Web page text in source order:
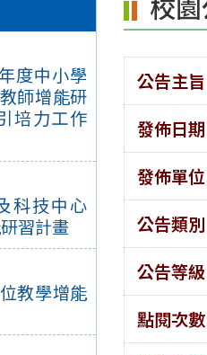
度中小學
師增能研
培力工作
科技中心
習計畫
教學增能
公告主旨
發佈日期
發佈單位
公告類別
公告等級
點閱次數